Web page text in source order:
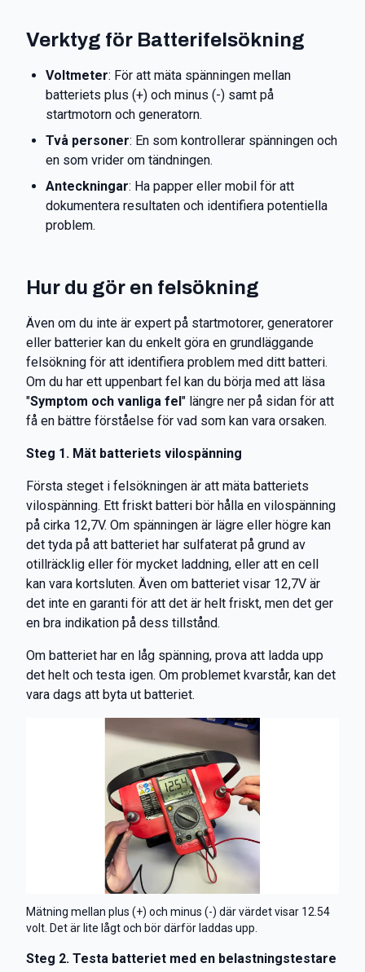
Verktyg för Batterifelsökning
Voltmeter: För att mäta spänningen mellan
batteriets plus (+) och minus (-) samt på
startmotorn och generatorn.
Två personer: En som kontrollerar spänningen och
en som vrider om tändningen.
Anteckningar: Ha papper eller mobil för att
dokumentera resultaten och identifiera potentiella
problem.
Hur du gör en felsökning
Även om du inte är expert på startmotorer, generatorer
eller batterier kan du enkelt göra en grundläggande
felsökning för att identifiera problem med ditt batteri.
Om du har ett uppenbart fel kan du börja med att läsa
"Symptom och vanliga fel" längre ner på sidan för att
få en bättre förståelse för vad som kan vara orsaken.
Steg 1. Mät batteriets vilospänning
Första steget i felsökningen är att mäta batteriets
vilospänning. Ett friskt batteri bör hålla en vilospänning
på cirka 12,7V. Om spänningen är lägre eller högre kan
det tyda på att batteriet har sulfaterat på grund av
otillräcklig eller för mycket laddning, eller att en cell
kan vara kortsluten. Även om batteriet visar 12,7V är
det inte en garanti för att det är helt friskt, men det ger
en bra indikation på dess tillstånd.
Om batteriet har en låg spänning, prova att ladda upp
det helt och testa igen. Om problemet kvarstår, kan det
vara dags att byta ut batteriet.
Mätning mellan plus (+) och minus (-) där värdet visar 12.54
volt. Det är lite lågt och bör därför laddas upp.
Steg 2. Testa batteriet med en belastningstestare